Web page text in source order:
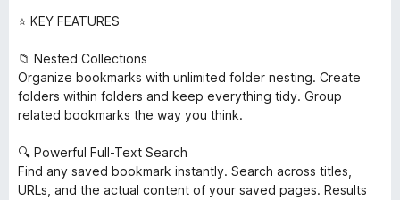
⭐ KEY FEATURES
📁 Nested Collections
Organize bookmarks with unlimited folder nesting. Create
folders within folders and keep everything tidy. Group
related bookmarks the way you think.
🔍 Powerful Full-Text Search
Find any saved bookmark instantly. Search across titles,
URLs, and the actual content of your saved pages. Results